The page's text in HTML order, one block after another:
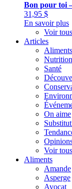
Bon pour toi
31,95 $
En savoir plus
Voir
Articles
Aliments
Nutrition
Santé
On aime
Voir
Aliments
Amande
Asperge
Avocat